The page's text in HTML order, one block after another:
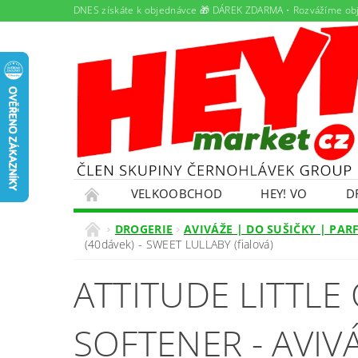
DNES získáte k objednávce 🎁 DÁREK ZDARMA • Rozvážíme
VELKOOBCHOD HEY! VO
PAMLSKY PRO DOMÁCÍ MAZLÍČKY
ŘEŠENÍ POTÍŽÍ S OBJEDNÁVKOU
EKOKOM
OLEJOVÝ SERVIS
DROGERIE AVIVÁŽE | DO SUŠIČKY |
(40dávek) - SWEET LULLABY (fialová)
ATTITUDE
SOFTENER -